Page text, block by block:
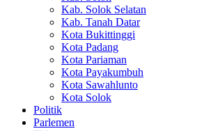
Kab. Solok Selatan
Kab. Tanah Datar
Kota Bukittinggi
Kota Padang
Kota Pariaman
Kota Payakumbuh
Kota Sawahlunto
Kota Solok
Politik
Parlemen